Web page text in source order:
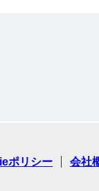
ポリシー 会社